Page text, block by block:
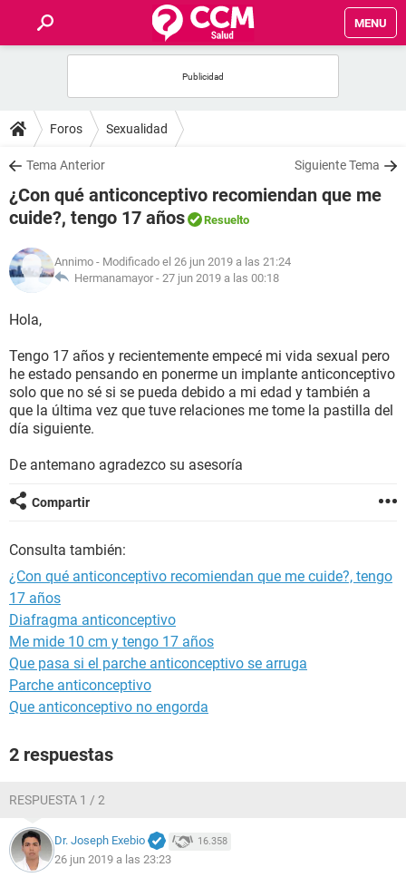
MENU
FOROS
SALUD
FAMILIA
NUTRICIÓN
SEXUALIDAD
GLOSARIO
Foros Sexualidad
Tema Anterior Siguiente Tema
¿Con qué anticonceptivo recomiendan que me
cuide?, tengo 17 años
Resuelto
Annimo - Modificado el 26 jun 2019 a las 21:24
Hermanamayor - 27 jun 2019 a las 00:18
Hola,
Tengo 17 años y recientemente empecé mi vida sexual pero
he estado pensando en ponerme un implante anticonceptivo
solo que no sé si se pueda debido a mi edad y también a
que la última vez que tuve relaciones me tome la pastilla del
día siguiente.
De antemano agradezco su asesoría
Compartir
Consulta también:
¿Con qué anticonceptivo recomiendan que me cuide?, tengo
17 años
Diafragma anticonceptivo
Me mide 10 cm y tengo 17 años
Que pasa si el parche anticonceptivo se arruga
Parche anticonceptivo
Que anticonceptivo no engorda
2 respuestas
RESPUESTA 1 / 2
Dr. Joseph Exebio 16.358
26 jun 2019 a las 23:23